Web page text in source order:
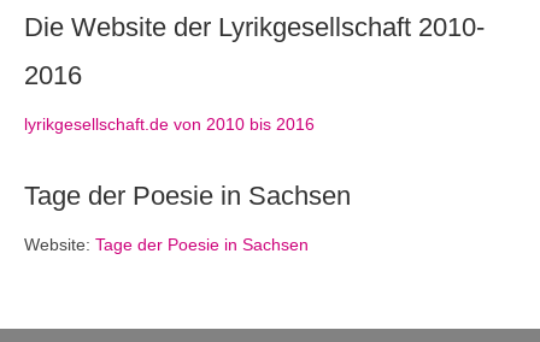
Die Website der Lyrikgesellschaft 2010-
2016
lyrikgesellschaft.de von 2010 bis 2016
Tage der Poesie in Sachsen
Website: Tage der Poesie in Sachsen